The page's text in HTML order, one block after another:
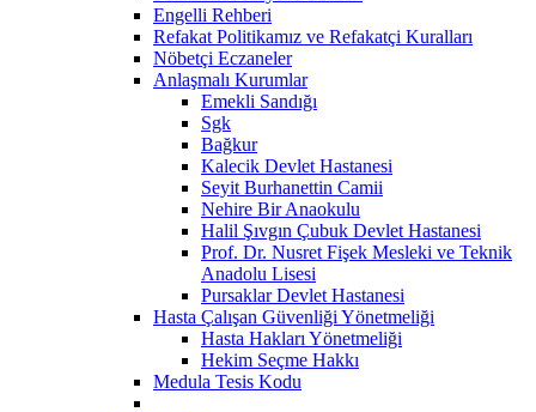
Engelli Rehberi
Refakat Politikamız ve Refakatçi Kuralları
Nöbetçi Eczaneler
Anlaşmalı Kurumlar
Emekli Sandığı
Sgk
Bağkur
Kalecik Devlet Hastanesi
Seyit Burhanettin Camii
Nehire Bir Anaokulu
Halil Şıvgın Çubuk Devlet Hastanesi
Prof. Dr. Nusret Fişek Mesleki ve Teknik
Anadolu Lisesi
Pursaklar Devlet Hastanesi
Hasta Çalışan Güvenliği Yönetmeliği
Hasta Hakları Yönetmeliği
Hekim Seçme Hakkı
Medula Tesis Kodu